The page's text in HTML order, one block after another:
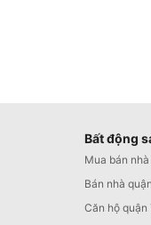
Bất động
Mua bán
Bán nhà
Căn hộ quận